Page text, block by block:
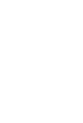
바랍니다.